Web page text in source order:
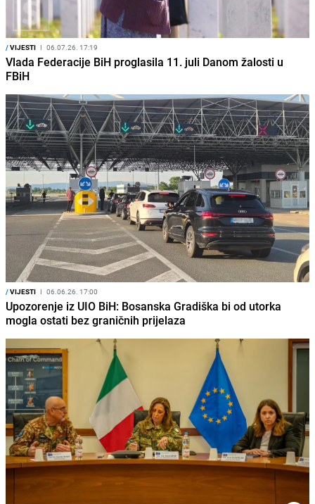
/VIJESTI I 06.07.26. 17:19
Vlada Federacije BiH proglasila 11. juli Danom žalosti u
FBiH
/VIJESTI I 06.06.26. 17:00
Upozorenje iz UIO BiH: Bosanska Gradiška bi od utorka
mogla ostati bez graničnih prijelaza